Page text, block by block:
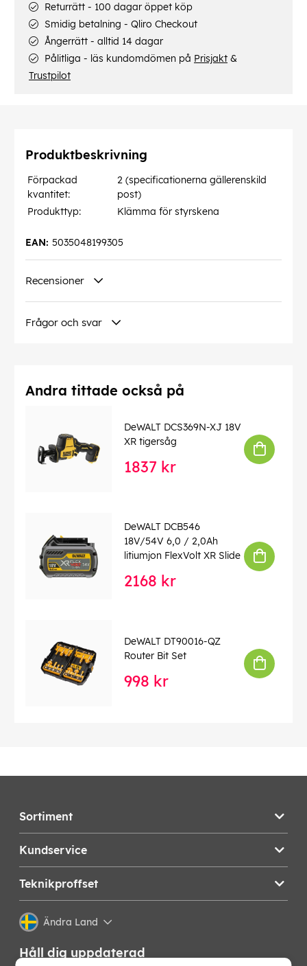
Returrätt - 100 dagar öppet köp
Smidig betalning - Qliro Checkout
Ångerrätt - alltid 14 dagar
Pålitliga - läs kundomdömen på Prisjakt &
Trustpilot
Produktbeskrivning
Förpackad
kvantitet:
2 (specificationerna gällerenskild
post)
Produkttyp:
Klämma för styrskena
5035048199305
EAN:
Recensioner
Frågor och svar
Andra tittade också på
DeWALT DCS369N-XJ 18V
XR tigersåg
1837 kr
DeWALT DCB546
18V/54V 6,0 / 2,0Ah
litiumjon FlexVolt XR Slide
2168 kr
DeWALT DT90016-QZ
Router Bit Set
998 kr
Sortiment
Kundservice
Teknikproffset
Ändra Land
Håll dig uppdaterad